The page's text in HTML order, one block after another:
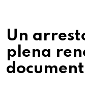
Un
plena